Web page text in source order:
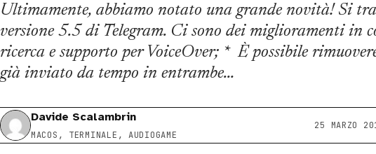
Ultimamente, abbiamo notato una grande novità! Si
versione 5.5 di Telegram. Ci sono dei miglioramenti in
ricerca e supporto per VoiceOver; * È possibile
già inviato da tempo in entrambe…
Davide Scalambrin
MACOS, TERMINALE, AUDIOGAME
25 MARZO